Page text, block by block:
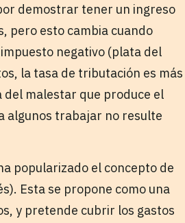
demostrar tener un ingreso
pero esto cambia cuando
negativo (plata del
la tasa de tributación es más
del malestar que produce el
algunos trabajar no resulte
popularizado el concepto de
Esta se propone como una
y pretende cubrir los gastos